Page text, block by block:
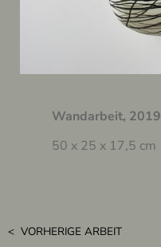
Wandarbeit, 2019
50 x 25 x 17,5 cm
< VORHERIGE ARBEIT